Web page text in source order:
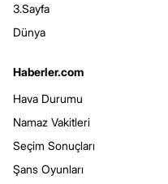
3.Sayfa
Dünya
Haberler.com
Hava Durumu
Namaz Vakitleri
Seçim Sonuçları
Şans Oyunları